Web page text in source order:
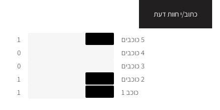
כתוב/י חוות דעת
5 כוכבים
1
4 כוכבים
0
3 כוכבים
0
2 כוכבים
1
כוכב 1
1